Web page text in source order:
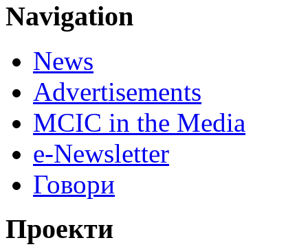
Navigation
News
Advertisements
MCIC in the Media
e-Newsletter
Говори
Проекти